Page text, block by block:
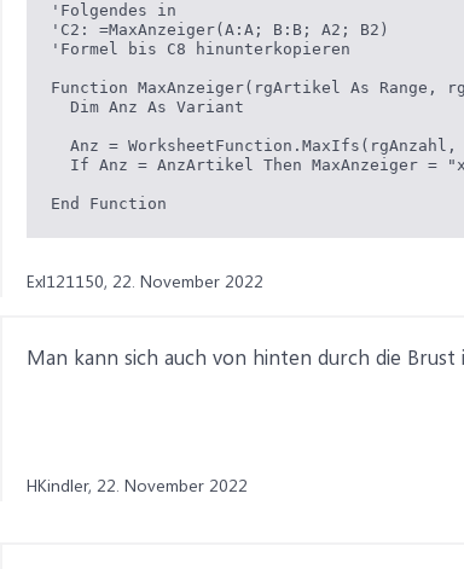
'Folgendes in
'C2: =MaxAnzeiger(A:A; B:B; A2; B2)
'Formel bis C8 hinunterkopieren
Function MaxAnzeiger(rgArtikel As
  Dim Anz As Variant
Anz = WorksheetFunction.MaxIfs(rgAnzahl,
If Anz = AnzArtikel Then MaxAnzeiger =
Exl121150, 22. November 2022
Man kann sich auch von hinten durch die Brust
HKindler, 22. November 2022